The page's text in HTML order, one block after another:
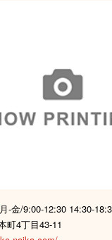
月-金/9:00-12:30 14:30-
町4丁目43-11